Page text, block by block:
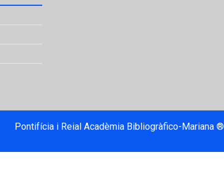
Pontifícia i Reial Acadèmia Bibliogràfico-Mariana ®